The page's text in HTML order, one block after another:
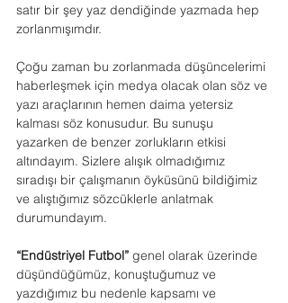
satır bir şey yaz dendiğinde yazmada hep
zorlanmışımdır.
Çoğu zaman bu zorlanmada düşüncelerimi
haberleşmek için medya olacak olan söz ve
yazı araçlarının hemen daima yetersiz
kalması söz konusudur. Bu sunuşu
yazarken de benzer zorlukların etkisi
altındayım. Sizlere alışık olmadığımız
sıradışı bir çalışmanın öyküsünü bildiğimiz
ve alıştığımız sözcüklerle anlatmak
durumundayım.
“Endüstriyel Futbol” genel olarak üzerinde
düşündüğümüz, konuştuğumuz ve
yazdığımız bu nedenle kapsamı ve